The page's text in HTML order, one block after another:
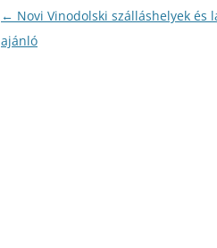
Bejegyzés
navigáció
← Novi Vinodolski szálláshelyek és
ajánló